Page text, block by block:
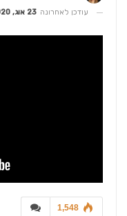
עודכן לאחרונה 23 אוג, 2020
1,548